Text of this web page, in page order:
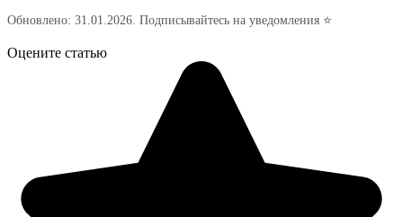
Обновлено: 31.01.2026. Подписывайтесь на уведомления ⭐
Оцените статью